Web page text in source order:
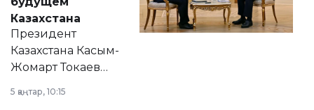
Казахстана
Президент
Казахстана Касым-
Жомарт Токаев
сразу несколько
5 қаңтар, 10:15